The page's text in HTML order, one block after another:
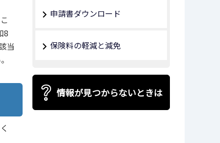
8
当
申請書ダウンロード
保険料の軽減と減免
情報が見つからないときは